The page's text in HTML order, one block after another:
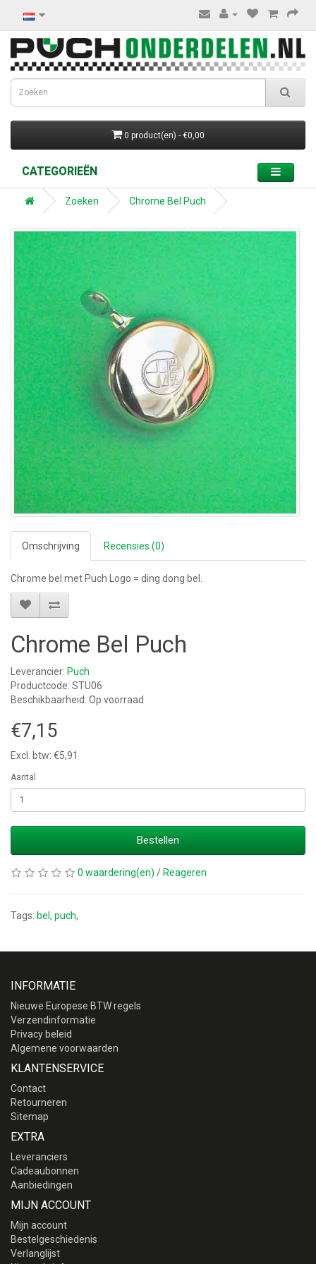
0 product(en) - €0,00
CATEGORIEËN
Zoeken Chrome Bel Puch
Omschrijving Recensies (0)
Chrome bel met Puch Logo = ding dong bel.
Chrome Bel Puch
Leverancier: Puch
Productcode: STU06
Beschikbaarheid: Op voorraad
€7,15
Excl. btw: €5,91
Aantal
Bestellen
0 waardering(en) / Reageren
Tags: bel , puch,
INFORMATIE
Nieuwe Europese BTW regels
Verzendinformatie
Privacy beleid
Algemene voorwaarden
KLANTENSERVICE
Contact
Retourneren
Sitemap
EXTRA
Leveranciers
Cadeaubonnen
Aanbiedingen
MIJN ACCOUNT
Mijn account
Bestelgeschiedenis
Verlanglijst